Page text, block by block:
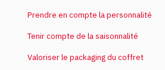
Prendre en compte la personnalité
Tenir compte de la saisonnalité
Valoriser le packaging du coffret